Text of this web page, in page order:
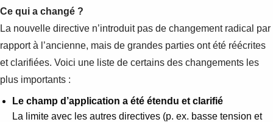
Ce qui a changé ?
La nouvelle directive n’introduit pas de changement radical par
rapport à l’ancienne, mais de grandes parties ont été réécrites
et clarifiées. Voici une liste de certains des changements les
plus importants :
Le champ d’application a été étendu et clarifié
La limite avec les autres directives (p. ex. basse tension et